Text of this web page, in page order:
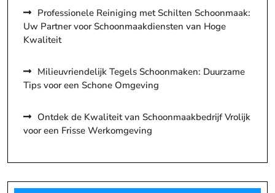
Professionele Reiniging met Schilten Schoonmaak:
Uw Partner voor Schoonmaakdiensten van Hoge
Kwaliteit
Milieuvriendelijk Tegels Schoonmaken: Duurzame
Tips voor een Schone Omgeving
Ontdek de Kwaliteit van Schoonmaakbedrijf Vrolijk
voor een Frisse Werkomgeving